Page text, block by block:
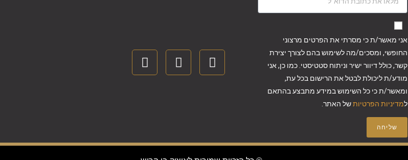
אני מאשר/ת כי מסרתי את הפרטים מרצוני
החופשי, ומסכים/מה לשימוש בהם לצורך יצירת
קשר, כולל דיוור ישיר וניתוח סטטיסטי. כמו כן, אני
מודע/ת ליכולת לבטל את הרישום בכל עת,
ומאשר/ת כי כל השימוש במידע מתבצע בהתאם
למדיניות הפרטיותשל האתר.
שליחה